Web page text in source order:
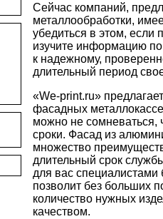
Сейчас компаний,
металлообработки,
убедиться в этом, если
изучите информацию
к надежному,
длительный период
«We-print.ru»
фасадных
можно не сомневаться,
сроки. Фасад из
множество
длительный срок
для вас специалистами
позволит без больших
количество нужных
качеством.